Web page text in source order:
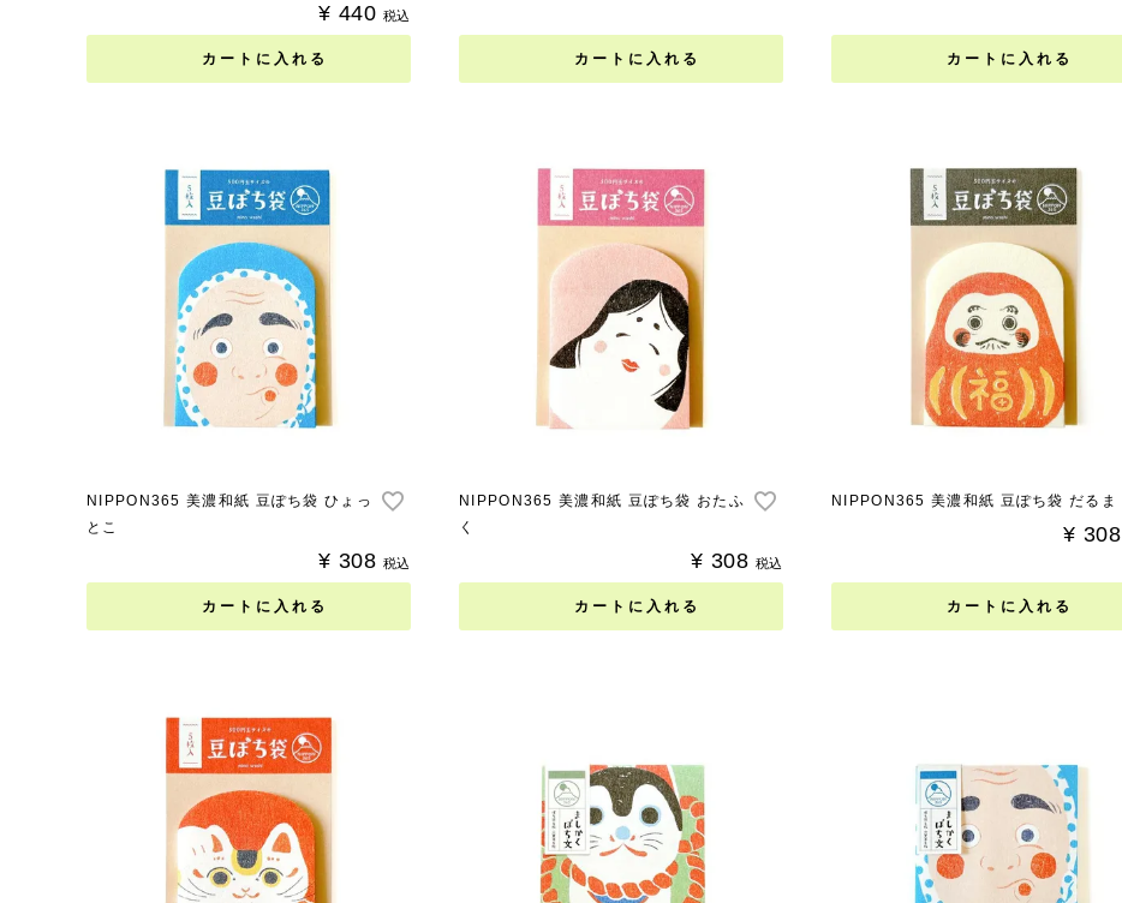
カートに入れる
¥ 440 税込
カートに入れる カートに入れる
NIPPON365 美濃和紙 豆ぽち袋 ひょっ
とこ
カートに入れる
¥ 308 税込
NIPPON365 美濃和紙 豆ぽち袋 おたふ
く
カートに入れる
¥ 308 税込
NIPPON365 美濃和紙 豆ぽち袋 だるま
カートに入れる
¥ 308